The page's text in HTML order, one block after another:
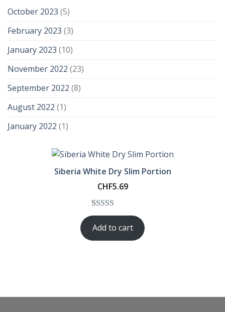
October 2023 (5)
February 2023 (3)
January 2023 (10)
November 2022 (23)
September 2022 (8)
August 2022 (1)
January 2022 (1)
Siberia White Dry Slim Portion
CHF5.69
Rated5.00
out of 5
based on
1
Add to cart